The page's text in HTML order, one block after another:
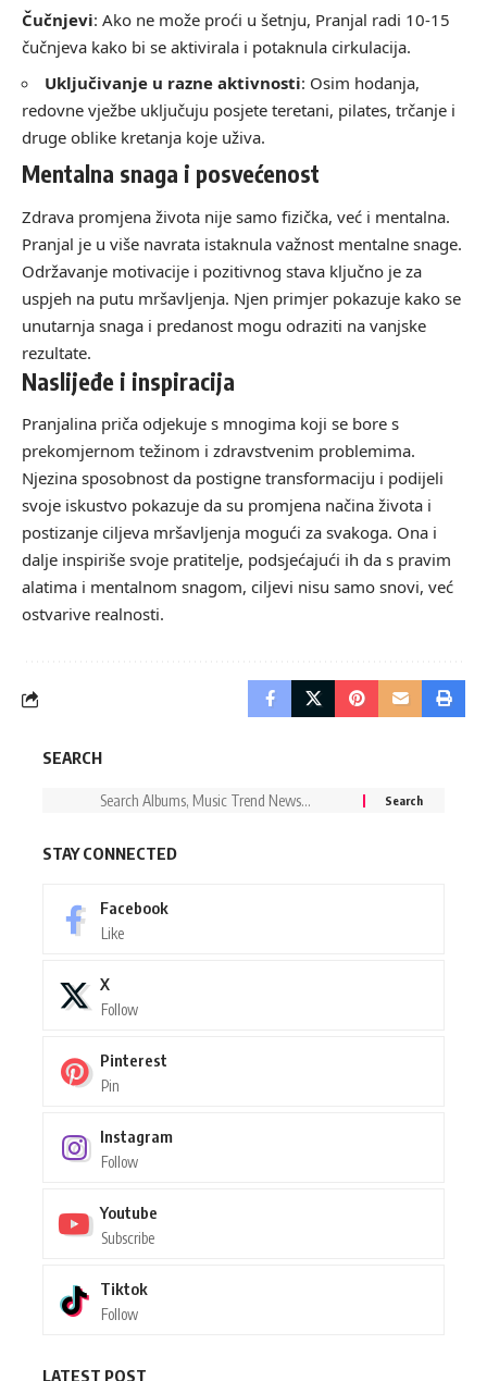
Čučnjevi: Ako ne može proći u šetnju, Pranjal radi 10-15
čučnjeva kako bi se aktivirala i potaknula cirkulacija.
Uključivanje u razne aktivnosti: Osim hodanja,
redovne vježbe uključuju posjete teretani, pilates, trčanje i
druge oblike kretanja koje uživa.
Mentalna snaga i posvećenost
Zdrava promjena života nije samo fizička, već i mentalna.
Pranjal je u više navrata istaknula važnost mentalne snage.
Održavanje motivacije i pozitivnog stava ključno je za
uspjeh na putu mršavljenja. Njen primjer pokazuje kako se
unutarnja snaga i predanost mogu odraziti na vanjske
rezultate.
Naslijeđe i inspiracija
Pranjalina priča odjekuje s mnogima koji se bore s
prekomjernom težinom i zdravstvenim problemima.
Njezina sposobnost da postigne transformaciju i podijeli
svoje iskustvo pokazuje da su promjena načina života i
postizanje ciljeva mršavljenja mogući za svakoga. Ona i
dalje inspiriše svoje pratitelje, podsjećajući ih da s pravim
alatima i mentalnom snagom, ciljevi nisu samo snovi, već
ostvarive realnosti.
SEARCH
STAY CONNECTED
Facebook
Like
X
Follow
Pinterest
Pin
Instagram
Follow
Youtube
Subscribe
Tiktok
Follow
LATEST POST